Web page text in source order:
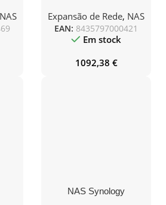
NAS
Bahías 3.5″- 2.5″/ 8GB
DDR4/ 8TB/ Formato
Torre
Expansão de Rede, NAS
EAN: 8435797000421
Em stock
1092,38 €
NAS Synology